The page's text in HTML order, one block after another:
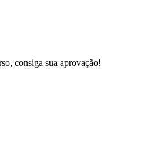
consiga sua aprovação!